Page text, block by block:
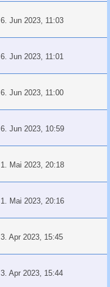
6. Jun 2023, 11:03
6. Jun 2023, 11:01
6. Jun 2023, 11:00
6. Jun 2023, 10:59
1. Mai 2023, 20:18
1. Mai 2023, 20:16
3. Apr 2023, 15:45
3. Apr 2023, 15:44